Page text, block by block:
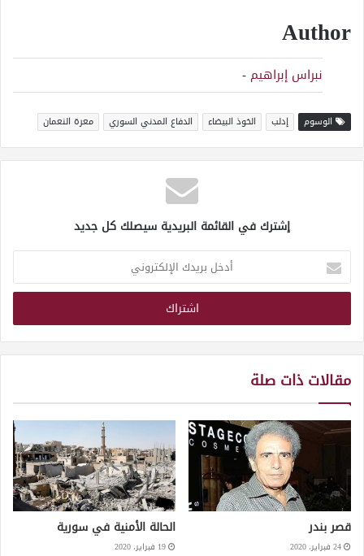
Author
نبراس إبراهيم -
الوسوم إدلب الخوذ البيضاء الدفاع المدني السوري معرة النعمان
إشترك في القائمة البريدية سيصلك كل جديد
أدخل
بريدك
الإلكتروني
مقالات ذات صلة
قصر بندر
24 فبراير، 2020
الحالة الأمنية في سورية
19 فبراير، 2020